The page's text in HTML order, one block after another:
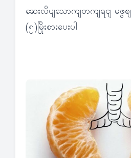
ဆေးလိပျသောကျတကျရငျ မဖွ
(၅)မြိုးစားပေးပါ